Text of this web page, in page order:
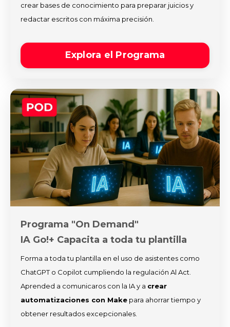
crear bases de conocimiento para preparar juicios y
redactar escritos con máxima precisión.
Explora el Programa
Programa "On Demand"
IA Go!+ Capacita a toda tu plantilla
Forma a toda tu plantilla en el uso de asistentes como
ChatGPT o Copilot cumpliendo la regulación Al Act.
Aprended a comunicaros con la IA y a crear
automatizaciones con Make para ahorrar tiempo y
obtener resultados excepcionales.